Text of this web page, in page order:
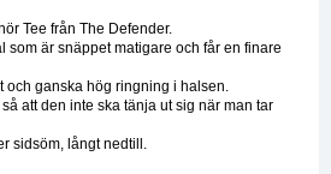
Tee från The Defender.
som är snäppet matigare och får en finare
och ganska hög ringning i halsen.
att den inte ska tänja ut sig när man tar
sidsöm, långt nedtill.